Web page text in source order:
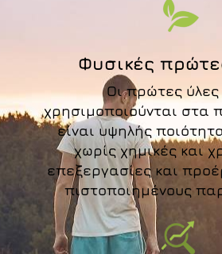
Φυσικές
Οι πρώτες
χρησιμοποιούνται στα
είναι υψηλής
χωρίς χημικές και
επεξεργασίες και
πιστοποιημένους